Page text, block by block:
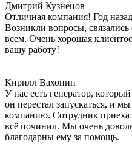
Дмитрий Кузнецов
Отличная компания! Год
Возникли вопросы,
всем. Очень хорошая
вашу работу!
Кирилл Вахонин
У нас есть генератор,
он перестал запускаться, и
компанию. Сотрудник
всё починил. Мы очень
благодарны ему за помощь.